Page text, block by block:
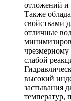
отложений и
Также
свойствами
отличные
слабой
высокий
застывания
температур,